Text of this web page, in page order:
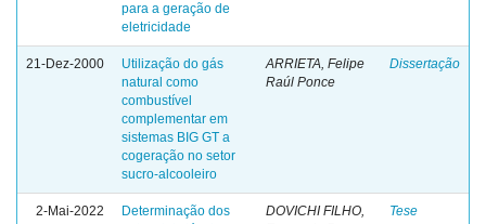
para a geração de
eletricidade
21-Dez-2000
Utilização do gás
natural como
combustível
complementar em
sistemas BIG GT a
cogeração no setor
sucro-alcooleiro
ARRIETA, Felipe
Raúl Ponce
Dissertação
2-Mai-2022
Determinação dos
DOVICHI FILHO,
Tese